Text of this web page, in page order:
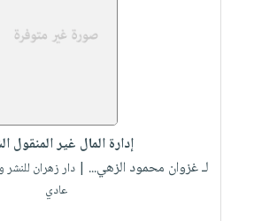
إدارة المال غير المنقول
لـ غزوان محمود الزهي... | دار زهران
عادي